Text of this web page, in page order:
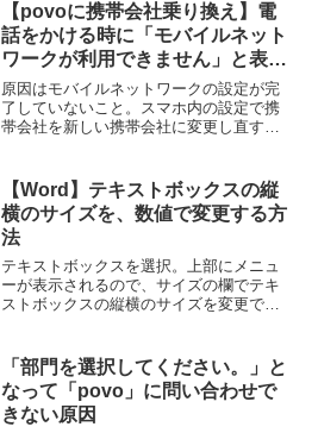
参考サイト
【povoに携帯会社乗り換え】電
話をかける時に「モバイルネット
ワークが利用できません」と表示
される時の対処方法
原因はモバイルネットワークの設定が完
了していないこと。スマホ内の設定で携
帯会社を新しい携帯会社に変更し直す必
【Word】テキストボックスの縦
横のサイズを、数値で変更する方
法
テキストボックスを選択。上部にメニュ
ーが表示されるので、サイズの欄でテキ
ストボックスの縦横のサイズを変更でき
「部門を選択してください。」と
なって「povo」に問い合わせで
きない原因